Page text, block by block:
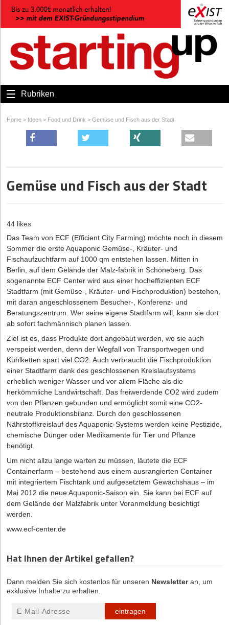
Rubriken
Home > Ideen > Food und Drink > Gemüse und Fisch aus der Stadt
Gemüse und Fisch aus der Stadt
44 likes
Das Team von ECF (Efficient City Farming) möchte noch in diesem
Sommer die erste Aquaponic Gemüse-, Kräuter- und
Fischaufzuchtfarm auf 1000 qm entstehen lassen. Mitten in
Berlin, auf dem Gelände der Malz-fabrik in Schöneberg. Das
sogenannte ECF Center wird aus einer hocheffizienten ECF
Stadtfarm (mit Gemüse-, Kräuter- und Fischproduktion) bestehen,
mit daran angeschlossenem Besucher-, Konferenz- und
Beratungszentrum. Wer seine eigene Stadtfarm will, kann sie dort
ab sofort fachmännisch planen lassen.
Ziel ist es, dass Produkte dort angebaut werden, wo sie auch
verspeist werden, denn der Wegfall von Transportwegen und
Kühlketten spart viel CO2. Auch verbraucht die Fischproduktion
einer Stadtfarm dank des geschlossenen Kreislaufsystems
erheblich weniger Wasser und vor allem Fläche als die
herkömmliche Landwirtschaft. Das freiwerdende CO2 wird zudem
von den Pflanzen gebunden und ermöglicht somit eine CO2-
neutrale Produktionsbilanz. Durch den geschlossenen
Nährstoffkreislauf des Aquaponic-Systems werden keine Pestizide,
chemische Dünger oder Medikamente für Tier und Pflanze
benötigt.
Um nicht allzu lange warten zu müssen, läutete die ECF
Containerfarm – bestehend aus einem ausrangierten Container
mit integriertem Fischtank und aufgesetztem Gewächshaus – im
Mai 2012 die neue Aquaponic-Saison ein. Sie kann bei ECF auf
dem Gelände der Malzfabrik unter Voranmeldung besichtigt
werden.
www.ecf-center.de
Hat Ihnen der Artikel gefallen?
Dann melden Sie sich kostenlos für unseren Newsletteran, um
exklusive Inhalte zu erhalten.
eintragen